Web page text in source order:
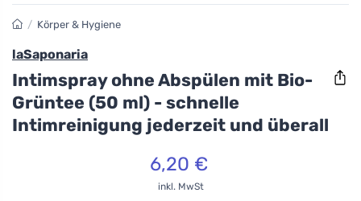
/ Körper & Hygiene
laSaponaria
Intimspray ohne Abspülen mit Bio-
Grüntee (50 ml) - schnelle
Intimreinigung jederzeit und überall
6,20 €
inkl. MwSt